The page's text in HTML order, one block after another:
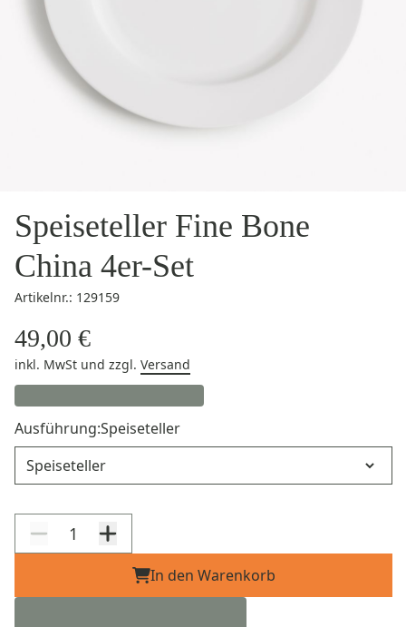
Speiseteller Fine Bone
China 4er-Set
Artikelnr.: 129159
49,00 €
inkl. MwSt und zzgl. Versand
Ausführung:Speiseteller
In den Warenkorb